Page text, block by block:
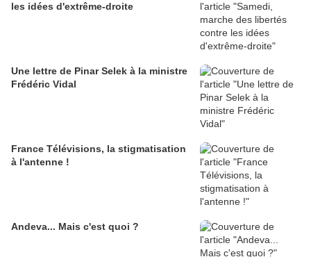
les idées d'extrême-droite
Une lettre de Pinar Selek à la ministre
Frédéric Vidal
France Télévisions, la stigmatisation
à l'antenne !
Andeva... Mais c'est quoi ?